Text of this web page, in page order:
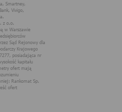
Rankomat Sp. z o. o. Sp. k.), z
ul. Wolska 88, wpisana do rejestru
Sądowego prowadzonego
Warszawy w Warszawie, XIII
Rejestru Sądowego, pod
nr NIP: 527-275-18-81,
dalej "Rankomat" wykorzystuje
technologię "cookies".
dostarczonych przez
cookies w trakcie korzystania
określa niniejszy dokument.
Rankomat proszony jest o